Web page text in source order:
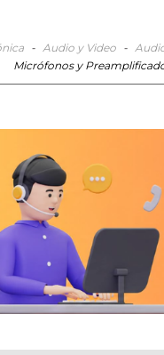
- Audio y Video -
Micrófonos y